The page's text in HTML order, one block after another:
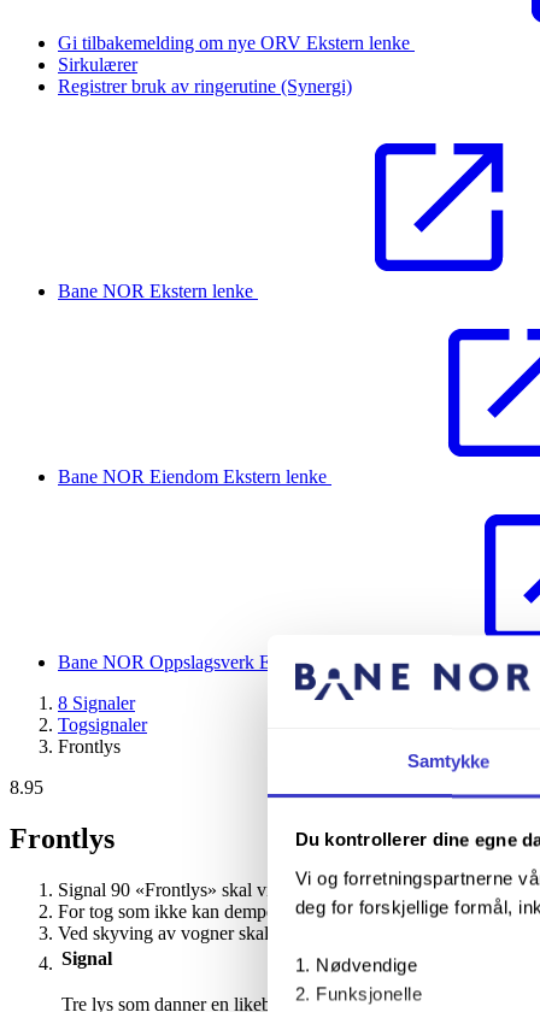
Samtykke
Du kontrollerer dine egne
Vi og forretningspartnerne
deg for forskjellige formål,
Nødvendige
Funksjonelle
Gi tilbakemelding om nye ORV Ekstern lenke
Sirkulærer
Registrer bruk av ringerutine (Synergi)
Bane NOR Ekstern lenke
Bane NOR Eiendom Ekstern lenke
Bane NOR Oppslagsverk Ekstern lenke
8 Signaler
Togsignaler
Frontlys
8.95
Frontlys
Signal 90 «Frontlys» skal vises fra trekkraftkjøretøy forrest i
For tog som ikke kan dempe frontlyset, kan de øvre eller
Ved skyving av vogner skal signal 90 «Frontlys», signal 91
Signal
Signalnummer og
Tre lys som danner en likebeint trekant